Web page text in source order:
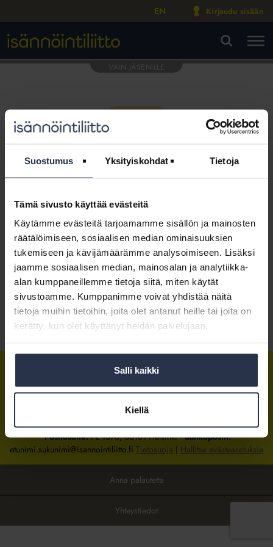
Suostumus Yksityiskohdat Tietoja
Tämä sivusto käyttää evästeitä
Käytämme evästeitä tarjoamamme sisällön ja mainosten
räätälöimiseen, sosiaalisen median ominaisuuksien
tukemiseen ja kävijämäärämme analysoimiseen. Lisäksi
jaamme sosiaalisen median, mainosalan ja analytiikka-
alan kumppaneillemme tietoja siitä, miten käytät
sivustoamme. Kumppanimme voivat yhdistää näitä
tietoja muihin tietoihin, joita olet antanut heille tai joita on
kerätty, kun olet käyttänyt heidän palvelujaan.
Salli kaikki
Kiellä
EN Kirjaudu sisään
Tämä osio on rajattu
Isännöintiliiton jäsenyritysten
henkilökunnalle
Kirjaudu sisään
Tietoa jäsenyydestä
IsännöintiliittoIsännöintiliittoIsännöintiliitto
Isännöintiliiton toimistosijaitsee Hakaniemessä Helsingissä.
Postiosoite:PL 1370, 00101 HelsinkiSähköpostit:
etunimi.sukunimi@isannointiliitto.fi Tietosuoja | Hallitse evästeasetuksia
Anna palautetta
Yhteystiedot